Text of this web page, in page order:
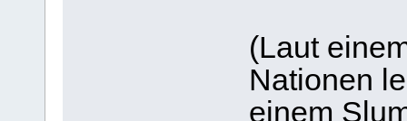
(Laut
Nationen
einem